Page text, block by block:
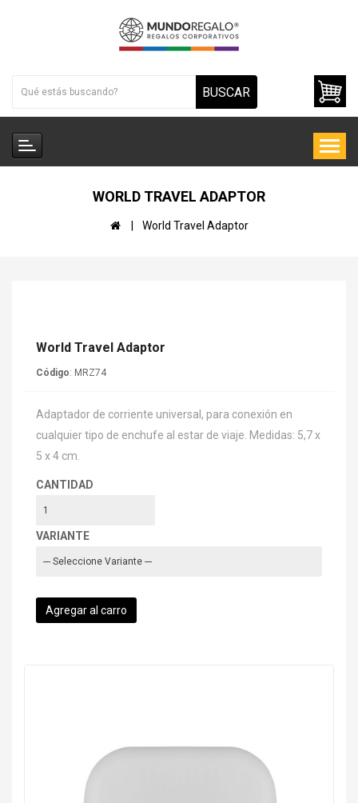
BUSCAR
WORLD TRAVEL ADAPTOR
World Travel Adaptor
World Travel Adaptor
Código: MRZ74
Adaptador de corriente universal, para conexión en
cualquier tipo de enchufe al estar de viaje. Medidas: 5,7 x
5 x 4 cm.
CANTIDAD
VARIANTE